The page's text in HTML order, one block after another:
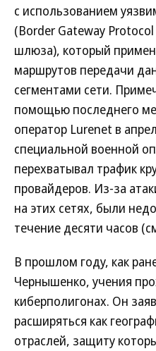
с использованием
(Border Gateway
шлюза), который
маршрутов передачи
сегментами сети.
помощью последнего
оператор Lurenet в
специальной военной
перехватывал трафик
провайдеров. Из-за
на этих сетях, были
течение десяти часов
В прошлом году, как
Чернышенко, учения
киберполигонах. Он
расширяться как
отраслей, защиту